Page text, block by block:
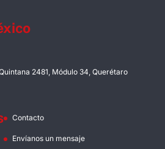
2481, Módulo 34, Querétaro
Contacto
Envíanos un mensaje